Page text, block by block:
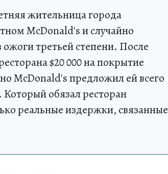
жительница города
McDonald's и случайно
третьей степени. После
$20 000 на покрытие
McDonald's предложил ей всего
Который обязал ресторан
реальные издержки, связанные